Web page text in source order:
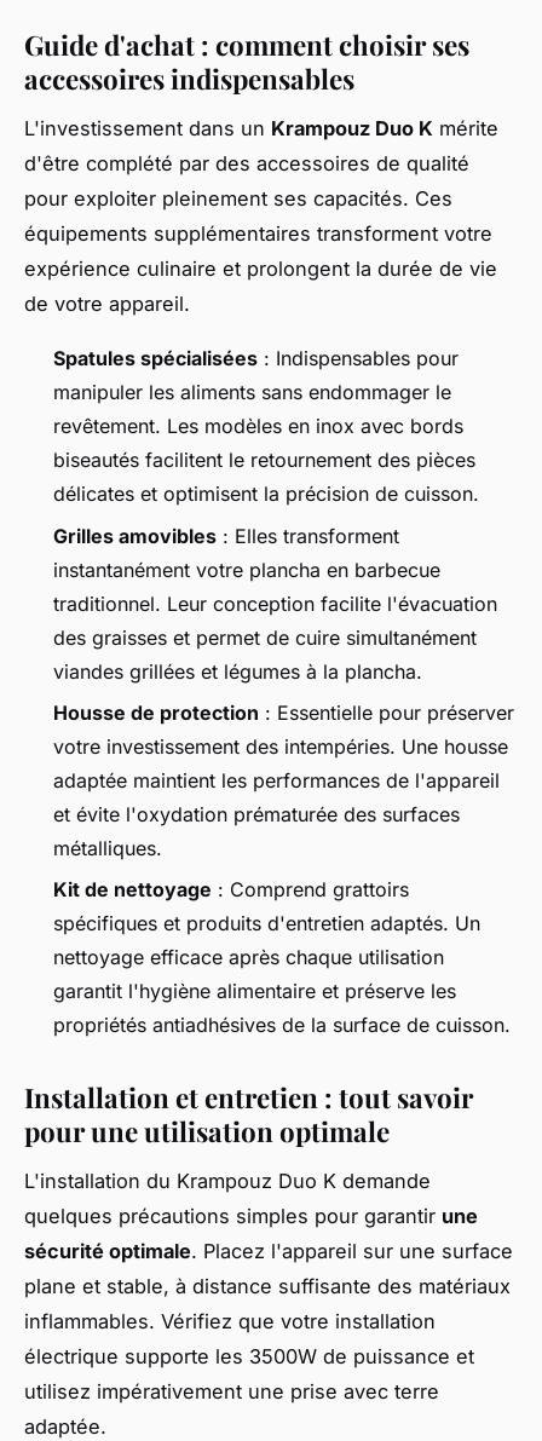
Guide d'achat : comment choisir ses
accessoires indispensables
L'investissement dans un Krampouz Duo K mérite
d'être complété par des accessoires de qualité
pour exploiter pleinement ses capacités. Ces
équipements supplémentaires transforment votre
expérience culinaire et prolongent la durée de vie
de votre appareil.
Spatules spécialisées : Indispensables pour
manipuler les aliments sans endommager le
revêtement. Les modèles en inox avec bords
biseautés facilitent le retournement des pièces
délicates et optimisent la précision de cuisson.
Grilles amovibles : Elles transforment
instantanément votre plancha en barbecue
traditionnel. Leur conception facilite l'évacuation
des graisses et permet de cuire simultanément
viandes grillées et légumes à la plancha.
Housse de protection : Essentielle pour préserver
votre investissement des intempéries. Une housse
adaptée maintient les performances de l'appareil
et évite l'oxydation prématurée des surfaces
métalliques.
Kit de nettoyage : Comprend grattoirs
spécifiques et produits d'entretien adaptés. Un
nettoyage efficace après chaque utilisation
garantit l'hygiène alimentaire et préserve les
propriétés antiadhésives de la surface de cuisson.
Installation et entretien : tout savoir
pour une utilisation optimale
L'installation du Krampouz Duo K demande
quelques précautions simples pour garantir une
sécurité optimale. Placez l'appareil sur une surface
plane et stable, à distance suffisante des matériaux
inflammables. Vérifiez que votre installation
électrique supporte les 3500W de puissance et
utilisez impérativement une prise avec terre
adaptée.